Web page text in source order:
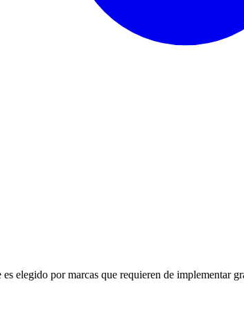
elegido por marcas que requieren de implementar